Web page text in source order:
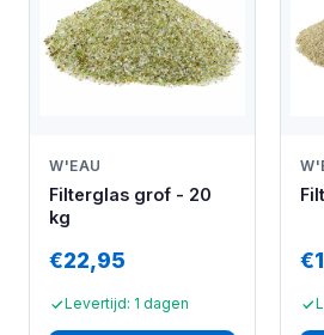
W'EAU
Filterglas grof - 20
kg
€22,95
Levertijd: 1 dagen